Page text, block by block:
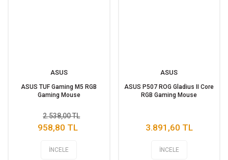
ASUS
ASUS TUF Gaming M5 RGB
Gaming Mouse
958,80 TL
2.538,00 TL
İNCELE
ASUS
ASUS P507 ROG Gladius II Core
RGB Gaming Mouse
3.891,60 TL
İNCELE